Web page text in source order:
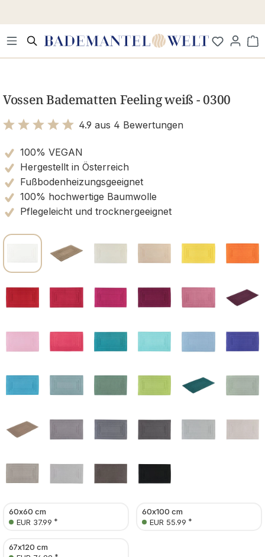
Vossen Badematten Feeling weiß - 0300
4.9 aus 4 Bewertungen
100% VEGAN
Hergestellt in Österreich
Fußbodenheizungsgeeignet
100% hochwertige Baumwolle
Pflegeleicht und trocknergeeignet
60x60 cm
EUR 37.99 *
60x100 cm
EUR 55.99 *
67x120 cm